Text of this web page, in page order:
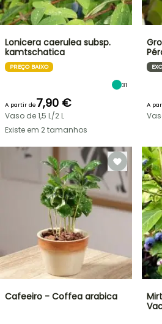
Lonicera caerulea subsp.
kamtschatica
PREÇO BAIXO
31
A partir de7,90 €
Vaso de 1,5 L/2 L
Existe em 2 tamanhos
A
Cafeeiro - Coffea arabica